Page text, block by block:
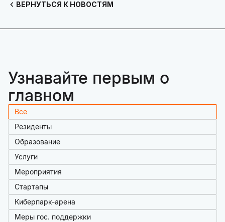
ВЕРНУТЬСЯ К НОВОСТЯМ
Узнавайте первым о
главном
Все
Резиденты
Образование
Услуги
Мероприятия
Стартапы
Киберпарк-арена
Меры гос. поддержки